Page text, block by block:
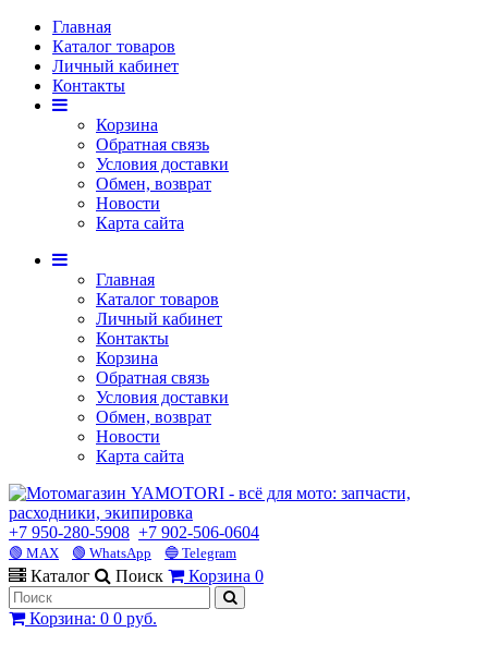
Главная
Каталог товаров
Личный кабинет
Контакты
Корзина
Обратная связь
Условия доставки
Обмен, возврат
Новости
Карта сайта
Главная
Каталог товаров
Личный кабинет
Контакты
Корзина
Обратная связь
Условия доставки
Обмен, возврат
Новости
Карта сайта
+7 950-280-5908 +7 902-506-0604
🟢 MAX 🟢 WhatsApp 🔵 Telegram
Каталог Поиск Корзина 0
Корзина: 0 0 руб.